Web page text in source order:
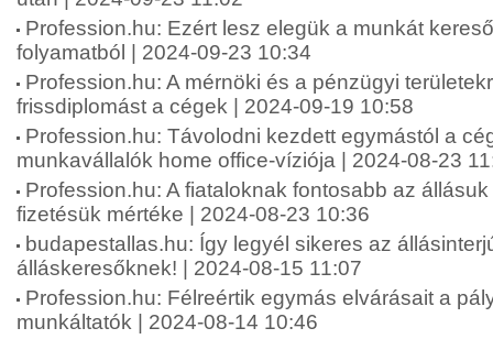
Profession.hu: Ezért lesz elegük a munkát
folyamatból | 2024-09-23 10:34
Profession.hu: A mérnöki és a pénzügyi
frissdiplomást a cégek | 2024-09-19 10:58
Profession.hu: Távolodni kezdett egymástól a
munkavállalók home office-víziója | 2024-08-23
Profession.hu: A fiataloknak fontosabb az
fizetésük mértéke | 2024-08-23 10:36
budapestallas.hu: Így legyél sikeres az
álláskeresőknek! | 2024-08-15 11:07
Profession.hu: Félreértik egymás elvárásait a
munkáltatók | 2024-08-14 10:46